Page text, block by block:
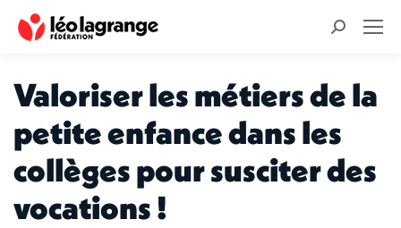
Recherche
Valoriser les métiers de la
petite enfance dans les
collèges pour susciter des
vocations !